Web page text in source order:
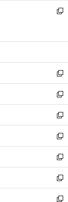
く
で
ド
開
し
い
ン
ウ
で
開
く
新
ウ
ン
ド
ウ
で
開
く
新
し
い
ウ
ィ
ン
ド
ウ
で
開
く
新
し
い
ウ
ィ
ン
ド
ウ
で
開
く
新
し
い
ウ
ィ
ン
ド
ウ
で
新
し
い
ウ
ィ
ン
ド
新
し
い
ウ
ィ
新
し
い